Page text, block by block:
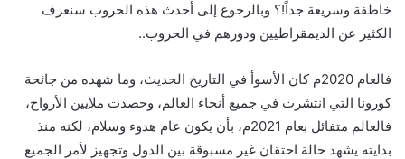
خاطفة وسريعة جداً!؟ وبالرجوع إلى أحدث هذه الحروب سنعرف
الكثير عن الديمقراطيين ودورهم في الحروب..
فالعام 2020م كان الأسوأ في التاريخ الحديث، وما شهده من جائحة
كورونا التي انتشرت في جميع أنحاء العالم، وحصدت ملايين الأرواح،
فالعالم متفائل بعام 2021م، بأن يكون عام هدوء وسلام، لكنه منذ
بدايته يشهد حالة احتقان غير مسبوقة بين الدول وتجهيز لأمر الجميع